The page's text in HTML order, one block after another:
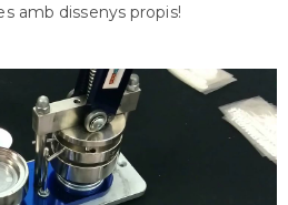
amb dissenys propis!